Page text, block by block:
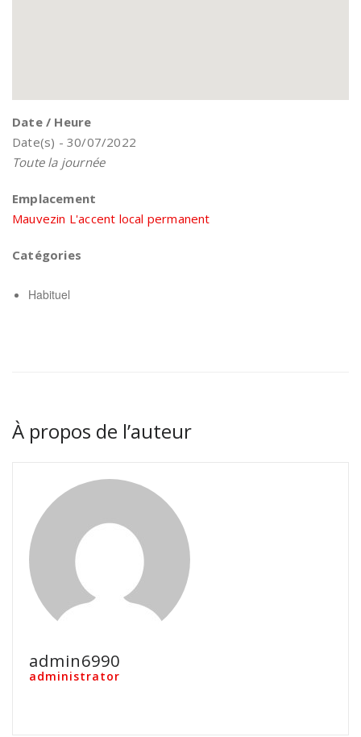
Date / Heure
Date(s) - 30/07/2022
Toute la journée
Emplacement
Mauvezin L'accent local permanent
Catégories
Habituel
À propos de l’auteur
admin6990
administrator